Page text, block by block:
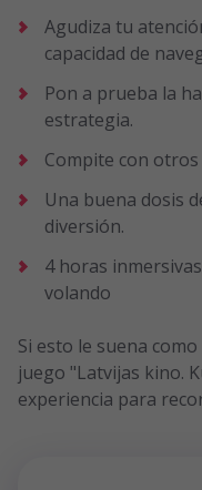
Agudiza tu
capacidad de
Pon a prueba la
estrategia.
Compite con
Una buena dosis
diversión.
4 horas
volando
Si esto le suena
juego "Latvijas kino.
experiencia para